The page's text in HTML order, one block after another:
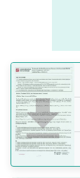
